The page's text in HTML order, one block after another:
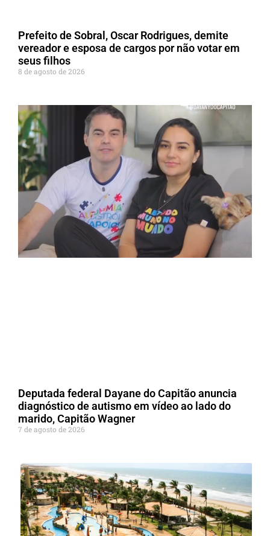
Prefeito de Sobral, Oscar Rodrigues, demite
vereador e esposa de cargos por não votar em
seus filhos
8 de agosto de 2026
Deputada federal Dayane do Capitão anuncia
diagnóstico de autismo em vídeo ao lado do
marido, Capitão Wagner
7 de agosto de 2026